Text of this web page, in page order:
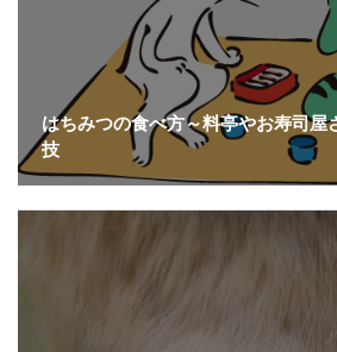
はちみつの食べ方～料亭やお寿司屋
技